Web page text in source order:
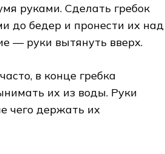
руками. Сделать гребок
до бедер и пронести их над
— руки вытянуть вверх.
в конце гребка
их из воды. Руки
чего держать их